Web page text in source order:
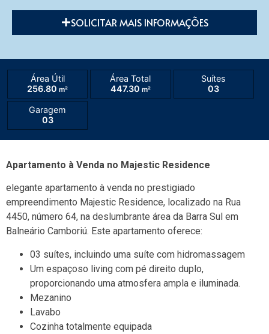
SOLICITAR MAIS INFORMAÇÕES
Área Útil
256.80 m²
Área Total
447.30 m²
Suítes
03
Garagem
03
Apartamento à Venda no Majestic Residence
elegante apartamento à venda no prestigiado
empreendimento Majestic Residence, localizado na Rua
4450, número 64, na deslumbrante área da Barra Sul em
Balneário Camboriú. Este apartamento oferece:
03 suítes, incluindo uma suíte com hidromassagem
Um espaçoso living com pé direito duplo,
proporcionando uma atmosfera ampla e iluminada.
Mezanino
Lavabo
Cozinha totalmente equipada